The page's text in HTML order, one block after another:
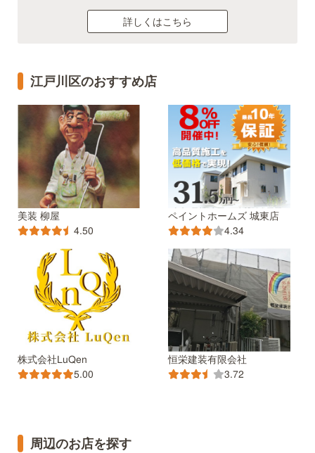
詳しくはこちら
江戸川区のおすすめ店
美装 柳屋
4.50
ペイントホームズ 城東店
4.34
株式会社LuQen
5.00
恒栄建装有限会社
3.72
周辺のお店を探す